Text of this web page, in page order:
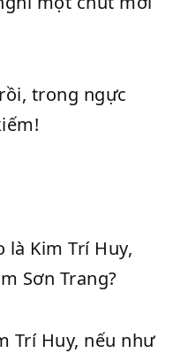
trong ngực
là Kim Trí Huy,
Sơn Trang?
Trí Huy, nếu như